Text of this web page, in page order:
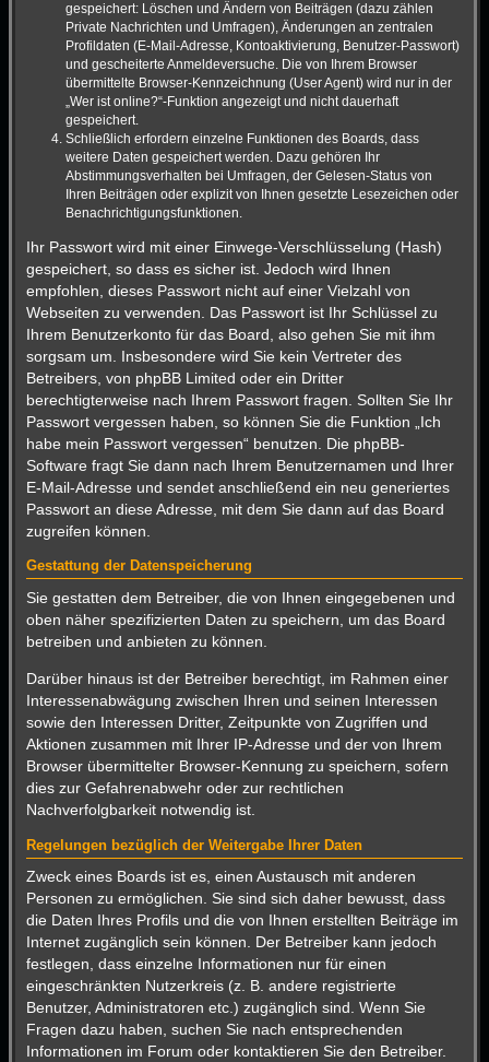
gespeichert: Löschen und Ändern von Beiträgen (dazu zählen
Private Nachrichten und Umfragen), Änderungen an zentralen
Profildaten (E-Mail-Adresse, Kontoaktivierung, Benutzer-Passwort)
und gescheiterte Anmeldeversuche. Die von Ihrem Browser
übermittelte Browser-Kennzeichnung (User Agent) wird nur in der
„Wer ist online?“-Funktion angezeigt und nicht dauerhaft
gespeichert.
Schließlich erfordern einzelne Funktionen des Boards, dass
weitere Daten gespeichert werden. Dazu gehören Ihr
Abstimmungsverhalten bei Umfragen, der Gelesen-Status von
Ihren Beiträgen oder explizit von Ihnen gesetzte Lesezeichen oder
Benachrichtigungsfunktionen.
Ihr Passwort wird mit einer Einwege-Verschlüsselung (Hash)
gespeichert, so dass es sicher ist. Jedoch wird Ihnen
empfohlen, dieses Passwort nicht auf einer Vielzahl von
Webseiten zu verwenden. Das Passwort ist Ihr Schlüssel zu
Ihrem Benutzerkonto für das Board, also gehen Sie mit ihm
sorgsam um. Insbesondere wird Sie kein Vertreter des
Betreibers, von phpBB Limited oder ein Dritter
berechtigterweise nach Ihrem Passwort fragen. Sollten Sie Ihr
Passwort vergessen haben, so können Sie die Funktion „Ich
habe mein Passwort vergessen“ benutzen. Die phpBB-
Software fragt Sie dann nach Ihrem Benutzernamen und Ihrer
E-Mail-Adresse und sendet anschließend ein neu generiertes
Passwort an diese Adresse, mit dem Sie dann auf das Board
zugreifen können.
Gestattung der Datenspeicherung
Sie gestatten dem Betreiber, die von Ihnen eingegebenen und
oben näher spezifizierten Daten zu speichern, um das Board
betreiben und anbieten zu können.
Darüber hinaus ist der Betreiber berechtigt, im Rahmen einer
Interessenabwägung zwischen Ihren und seinen Interessen
sowie den Interessen Dritter, Zeitpunkte von Zugriffen und
Aktionen zusammen mit Ihrer IP-Adresse und der von Ihrem
Browser übermittelter Browser-Kennung zu speichern, sofern
dies zur Gefahrenabwehr oder zur rechtlichen
Nachverfolgbarkeit notwendig ist.
Regelungen bezüglich der Weitergabe Ihrer Daten
Zweck eines Boards ist es, einen Austausch mit anderen
Personen zu ermöglichen. Sie sind sich daher bewusst, dass
die Daten Ihres Profils und die von Ihnen erstellten Beiträge im
Internet zugänglich sein können. Der Betreiber kann jedoch
festlegen, dass einzelne Informationen nur für einen
eingeschränkten Nutzerkreis (z. B. andere registrierte
Benutzer, Administratoren etc.) zugänglich sind. Wenn Sie
Fragen dazu haben, suchen Sie nach entsprechenden
Informationen im Forum oder kontaktieren Sie den Betreiber.